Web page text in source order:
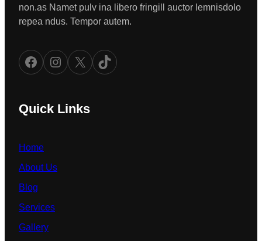
non.as Namet pulv ina libero fringill auctor lemnisdolo
repea ndus. Tempor autem.
Facebook Instagram X TikTok
Quick Links
Home
About Us
Blog
Services
Gallery